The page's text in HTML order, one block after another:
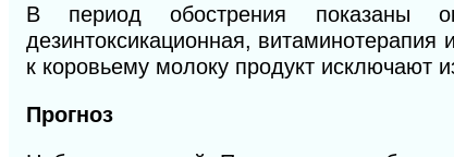
В период обострения показаны
дезинтоксикационная,
к коровьему молоку продукт исключают
Прогноз